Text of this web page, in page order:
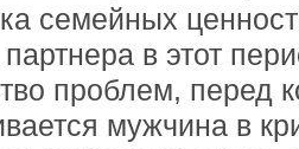
семейных
в этот
проблем, перед
мужчина в